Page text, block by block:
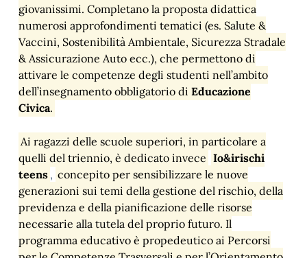
giovanissimi. Completano la proposta didattica
numerosi approfondimenti tematici (es. Salute &
Vaccini, Sostenibilità Ambientale, Sicurezza Stradale
& Assicurazione Auto ecc.), che permettono di
attivare le competenze degli studenti nell’ambito
dell’insegnamento obbligatorio di Educazione
Civica.
Ai ragazzi delle scuole superiori, in particolare a
quelli del triennio, è dedicato invece Io&irischi
teens , concepito per sensibilizzare le nuove
generazioni sui temi della gestione del rischio, della
previdenza e della pianificazione delle risorse
necessarie alla tutela del proprio futuro. Il
programma educativo è propedeutico ai Percorsi